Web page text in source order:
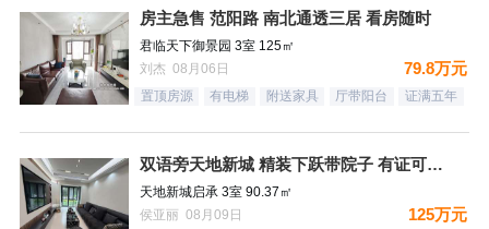
房主急售 范阳路 南北通透三居 看房随时
君临天下御景园 3室 125㎡
刘杰 08月06日
79.8万元
置顶房源 有电梯 附送家具 厅带阳台 证满五年
双语旁天地新城 精装下跃带院子 有证可贷款
天地新城启承 3室 90.37㎡
侯亚丽 08月09日
125万元